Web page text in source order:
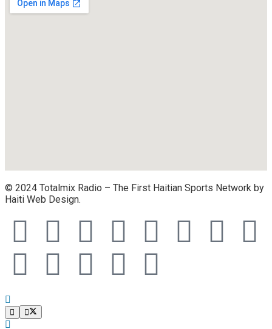
© 2024 Totalmix Radio – The First Haitian Sports Network by
Haiti Web Design.